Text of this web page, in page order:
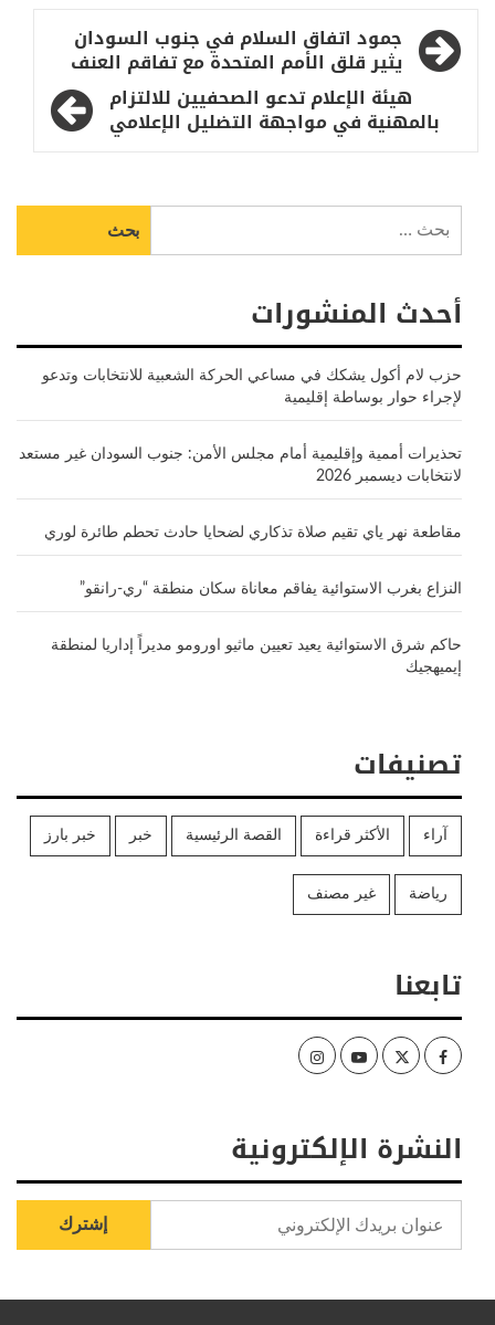
تصفّح
المقالات
جمود اتفاق السلام في جنوب السودان
يثير قلق الأمم المتحدة مع تفاقم العنف
هيئة الإعلام تدعو الصحفيين للالتزام
بالمهنية في مواجهة التضليل الإعلامي
عن:
أحدث المنشورات
حزب لام أكول يشكك في مساعي الحركة الشعبية للانتخابات وتدعو
لإجراء حوار بوساطة إقليمية
تحذيرات أممية وإقليمية أمام مجلس الأمن: جنوب السودان غير مستعد
لانتخابات ديسمبر 2026
مقاطعة نهر ياي تقيم صلاة تذكاري لضحايا حادث تحطم طائرة لوري
النزاع بغرب الاستوائية يفاقم معاناة سكان منطقة “ري-رانقو”
حاكم شرق الاستوائية يعيد تعيين ماثيو اورومو مديراً إداريا لمنطقة
إيميهجيك
تصنيفات
آراء الأكثر قراءة القصة الرئيسية خبر خبر بارز
رياضة غير مصنف
تابعنا
Facebook
Twitter
Youtube
Instagram
النشرة الإلكترونية